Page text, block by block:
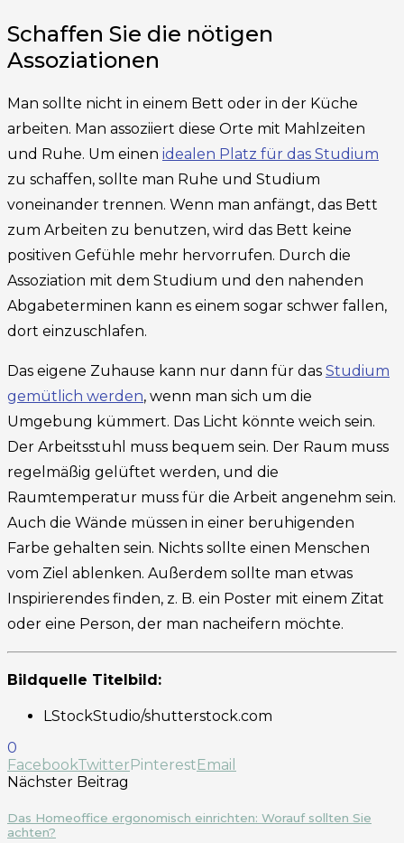
Schaffen Sie die nötigen
Assoziationen
Man sollte nicht in einem Bett oder in der Küche
arbeiten. Man assoziiert diese Orte mit Mahlzeiten
und Ruhe. Um einen idealen Platz für das Studium
zu schaffen, sollte man Ruhe und Studium
voneinander trennen. Wenn man anfängt, das Bett
zum Arbeiten zu benutzen, wird das Bett keine
positiven Gefühle mehr hervorrufen. Durch die
Assoziation mit dem Studium und den nahenden
Abgabeterminen kann es einem sogar schwer fallen,
dort einzuschlafen.
Das eigene Zuhause kann nur dann für das Studium
gemütlich werden, wenn man sich um die
Umgebung kümmert. Das Licht könnte weich sein.
Der Arbeitsstuhl muss bequem sein. Der Raum muss
regelmäßig gelüftet werden, und die
Raumtemperatur muss für die Arbeit angenehm sein.
Auch die Wände müssen in einer beruhigenden
Farbe gehalten sein. Nichts sollte einen Menschen
vom Ziel ablenken. Außerdem sollte man etwas
Inspirierendes finden, z. B. ein Poster mit einem Zitat
oder eine Person, der man nacheifern möchte.
Bildquelle Titelbild:
LStockStudio/shutterstock.com
0
FacebookTwitterPinterestEmail
Nächster Beitrag
Das Homeoffice ergonomisch einrichten: Worauf sollten Sie
achten?